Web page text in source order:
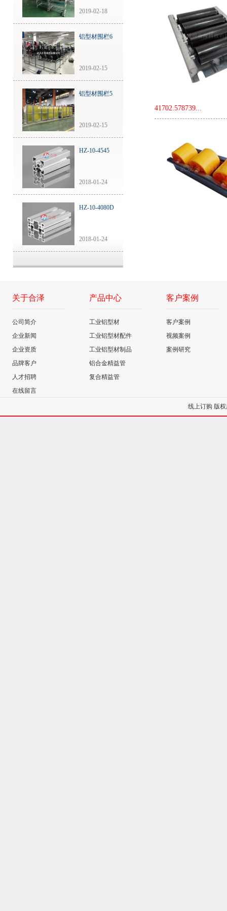
2019-02-18
铝型材围栏6
2019-02-15
铝型材围栏5
2019-02-15
HZ-10-4545
2018-01-24
HZ-10-4080D
2018-01-24
41702.578739...
关于合泽
公司简介
企业新闻
企业资质
品牌客户
人才招聘
在线留言
产品中心
工业铝型材
工业铝型材配件
工业铝型材制品
铝合金精益管
复合精益管
客户案例
客户案例
视频案例
案例研究
线上订购 版